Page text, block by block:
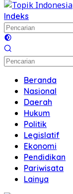
Indeks
Beranda
Nasional
Daerah
Hukum
Politik
Legislatif
Ekonomi
Pendidikan
Pariwisata
Lainya